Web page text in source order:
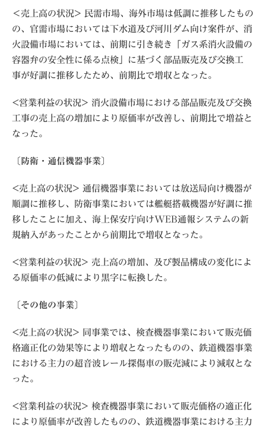
＜売上高の状況> 民需市場、海外市場は低調に推移したもの
の、官需市場においては下水道及び河川ダム向け案件が、消
火設備市場においては、前期に引き続き「ガス系消火設備の
容器弁の安全性に係る点検」に基づく部品販売及び交換工
事が好調に推移したため、前期比で増収となった。
<営業利益の状況> 消火設備市場における部品販売及び交換
工事の売上高の増加により原価率が改善し、前期比で増益と
なった。
〔防衛・通信機器事業〕
<売上高の状況> 通信機器事業においては放送局向け機器が
順調に推移し、防衛事業においては艦艇搭載機器が好調に推
移したことに加え、海上保安庁向けWEB通報システムの新
規納入があったことから前期比で増収となった。
<営業利益の状況> 売上高の増加、及び製品構成の変化によ
る原価率の低減により黒字に転換した。
〔その他の事業〕
<売上高の状況> 同事業では、検査機器事業において販売価
格適正化の効果等により増収となったものの、鉄道機器事業
における主力の超音波レール探傷車の販売減により減収とな
った。
<営業利益の状況> 検査機器事業において販売価格の適正化
により原価率が改善したものの、鉄道機器事業における主力